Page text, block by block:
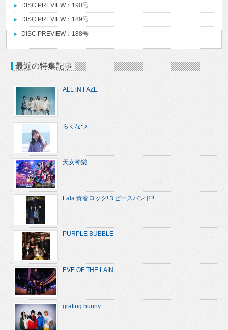
DISC PREVIEW：190号
DISC PREVIEW：189号
DISC PREVIEW：188号
最近の特集記事
ALL iN FAZE
らくなつ
天女神樂
Lala 青春ロック!３ピースバンド!!
PURPLE BUBBLE
EVE OF THE LAIN
grating hunny